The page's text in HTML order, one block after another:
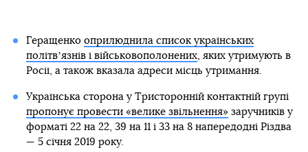
Геращенко оприлюднила список українських
політвʼязнів і військовополонених, яких утримують в
Росії, а також вказала адреси місць утримання.
Українська сторона у Тристоронній контактній групі
пропонує провести «велике звільнення»заручників у
форматі 22 на 22, 39 на 11 і 33 на 8 напередодні Різдва
— 5 січня 2019 року.